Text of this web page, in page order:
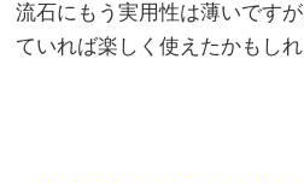
流石にもう実用性は薄いです
ていれば楽しく使えたかもしれ